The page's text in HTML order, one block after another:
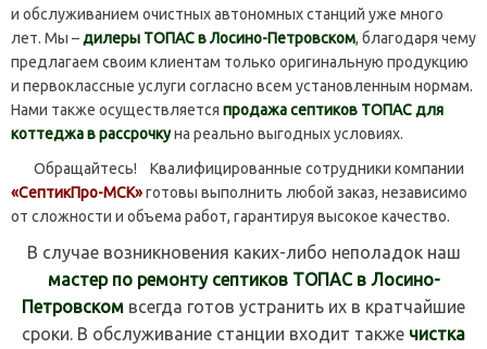
и обслуживанием очистных автономных станций уже много
лет. Мы –дилеры ТОПАС в Лосино-Петровском, благодаря чему
предлагаем своим клиентам только оригинальную продукцию
и первоклассные услуги согласно всем установленным нормам.
Нами также осуществляется продажа септиков ТОПАС для
коттеджа в рассрочкуна реально выгодных условиях.
Обращайтесь! Квалифицированные сотрудники компании
«СептикПро-МСК»готовы выполнить любой заказ, независимо
от сложности и объема работ, гарантируя высокое качество.
В случае возникновения каких-либо неполадок наш
мастер по ремонту септиков ТОПАС в Лосино-
Петровском всегда готов устранить их в кратчайшие
сроки. В обслуживание станции входит также чистка